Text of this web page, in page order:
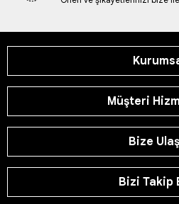
Müşteri
Bize
Bizi Takip